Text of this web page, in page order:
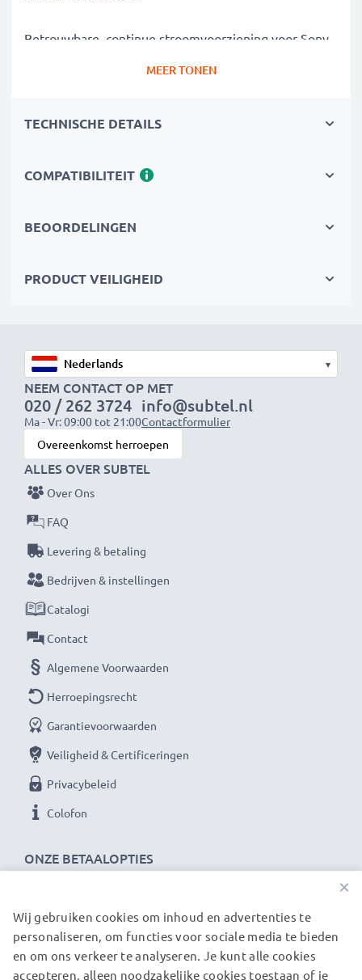
Betrouwbare, continue stroomvoorziening voor Sony
foto-/videobewerking, grote gegevensoverdracht of
✔Ondersteunt DC-opladen
(indien compatibel met
✔Perfect voor:Studiofotografie, videostreaming,
oververhittings- en overspanningsbeveiliging
✔Hoogwaardige stekker
kabel
AC-LS5 Voeding / Netadapter
Merk:subtel Camera Voeding
Ingangsspanning:
Uitgangsspanning / Output Volt:
Uitgang / Output ampère:
Voedingskabel:
Onbeperkte stroomvoorziening voor jouw Sony
camera met onze subtel AC-adapter. Bestel nu
voor snelle levering & 3 jaar garantie!
MEER TONEN
TECHNISCHE DETAILS
COMPATIBILITEIT
BEOORDELINGEN
PRODUCT VEILIGHEID
▾
NEEM CONTACT OP MET
020 / 262 3724
Ma - Vr: 09:00 tot 21:00
info@subtel.nl
Contactformulier
Overeenkomst herroepen
ONZE BETAALOPTIES
ALLES OVER SUBTEL
Over Ons
FAQ
Levering & betaling
Bedrijven & instellingen
Catalogi
Contact
Algemene Voorwaarden
Herroepingsrecht
Garantievoorwaarden
Veiligheid & Certificeringen
Privacybeleid
Colofon
ONZE VERZENDPARTNERS
×
Wij gebruiken cookies om inhoud en advertenties te
personaliseren, om functies voor sociale media te bieden
en om ons verkeer te analyseren. Je kunt alle cookies
accepteren, alleen noodzakelijke cookies toestaan of je